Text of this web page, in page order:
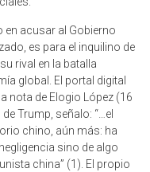
es para el inquilino de
rival en la batalla
global. El portal digital
nota de Elogio López (16
Trump, señalo: “…el
chino, aún más: ha
sino de algo
china” (1). El propio
el “memorándum de